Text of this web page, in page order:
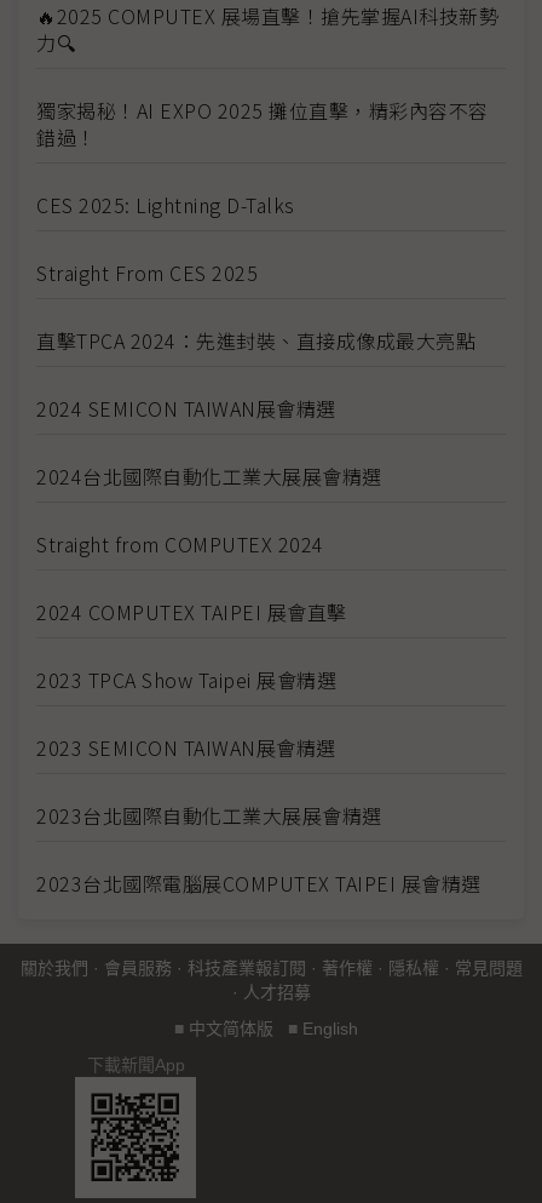
🔥2025 COMPUTEX 展場直擊！搶先掌握AI科技新勢
力🔍
獨家揭秘！AI EXPO 2025 攤位直擊，精彩內容不容
錯過！
CES 2025: Lightning D-Talks
Straight From CES 2025
直擊TPCA 2024：先進封裝、直接成像成最大亮點
2024 SEMICON TAIWAN展會精選
2024台北國際自動化工業大展展會精選
Straight from COMPUTEX 2024
2024 COMPUTEX TAIPEI 展會直擊
2023 TPCA Show Taipei 展會精選
2023 SEMICON TAIWAN展會精選
2023台北國際自動化工業大展展會精選
2023台北國際電腦展COMPUTEX TAIPEI 展會精選
關於我們 · 會員服務 · 科技產業報訂閱 · 著作權 · 隱私權 · 常見問題
· 人才招募
■ 中文简体版 ■ English
下載新聞App